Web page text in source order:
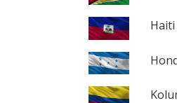
Haiti